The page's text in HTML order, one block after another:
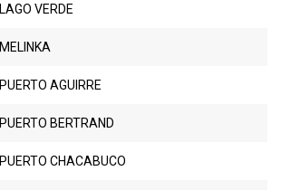
LAGO VERDE
MELINKA
PUERTO AGUIRRE
PUERTO BERTRAND
PUERTO CHACABUCO